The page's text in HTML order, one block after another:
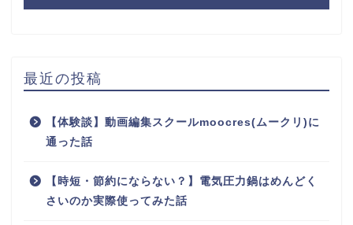
最近の投稿
【体験談】動画編集スクールmoocres(ムークリ)に
通った話
【時短・節約にならない？】電気圧力鍋はめんどく
さいのか実際使ってみた話